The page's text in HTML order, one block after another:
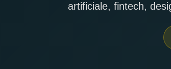
artificiale, fintech,